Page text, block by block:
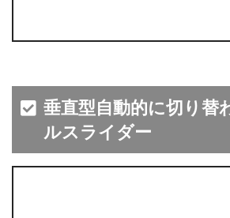
垂直型自動的に切り替
ルスライダー